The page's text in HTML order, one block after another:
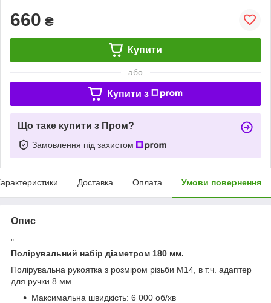
660 ₴
Купити
або
Купити з
Що таке купити з Пром?
Замовлення під захистом
Доставка Оплата Умови повернення
Опис
"
Полірувальний набір діаметром 180 мм.
Полірувальна рукоятка з розміром різьби М14, в т.ч. адаптер
для ручки 8 мм.
Максимальна швидкість: 6 000 об/хв